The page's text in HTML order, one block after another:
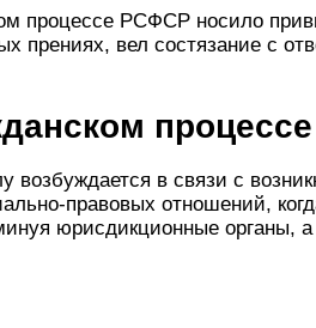
процессе РСФСР носило
прениях, вел состязание с
процессе
возбуждается в связи с
правовых отношений,
юрисдикционные органы, а